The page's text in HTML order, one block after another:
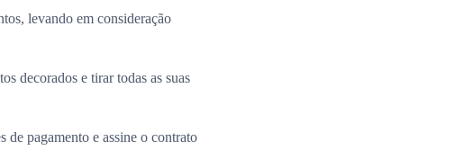
levando em consideração
decorados e tirar todas as suas
de pagamento e assine o contrato